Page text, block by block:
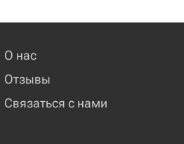
О нас
Отзывы
Связаться с нами